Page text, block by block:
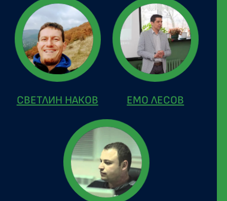
СВЕТЛИН НАКОВ ЕМО ЛЕСОВ